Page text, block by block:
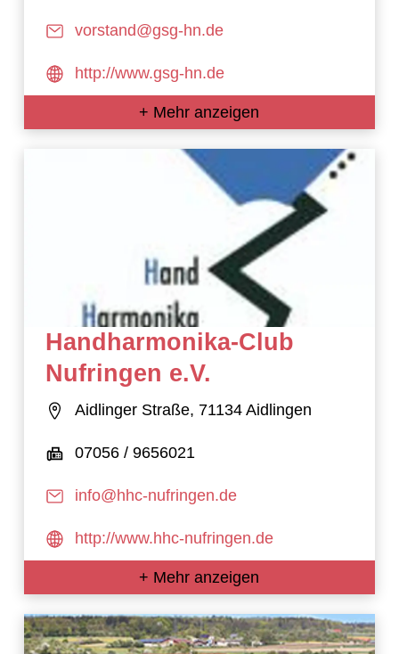
vorstand@gsg-hn.de
http://www.gsg-hn.de
+ Mehr anzeigen
Handharmonika-Club
Nufringen e.V.
Aidlinger Straße, 71134 Aidlingen
07056 / 9656021
info@hhc-nufringen.de
http://www.hhc-nufringen.de
+ Mehr anzeigen